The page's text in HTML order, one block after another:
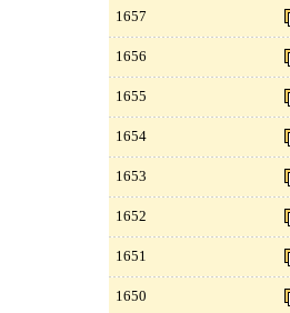
1657
1656
1655
1654
1653
1652
1651
1650